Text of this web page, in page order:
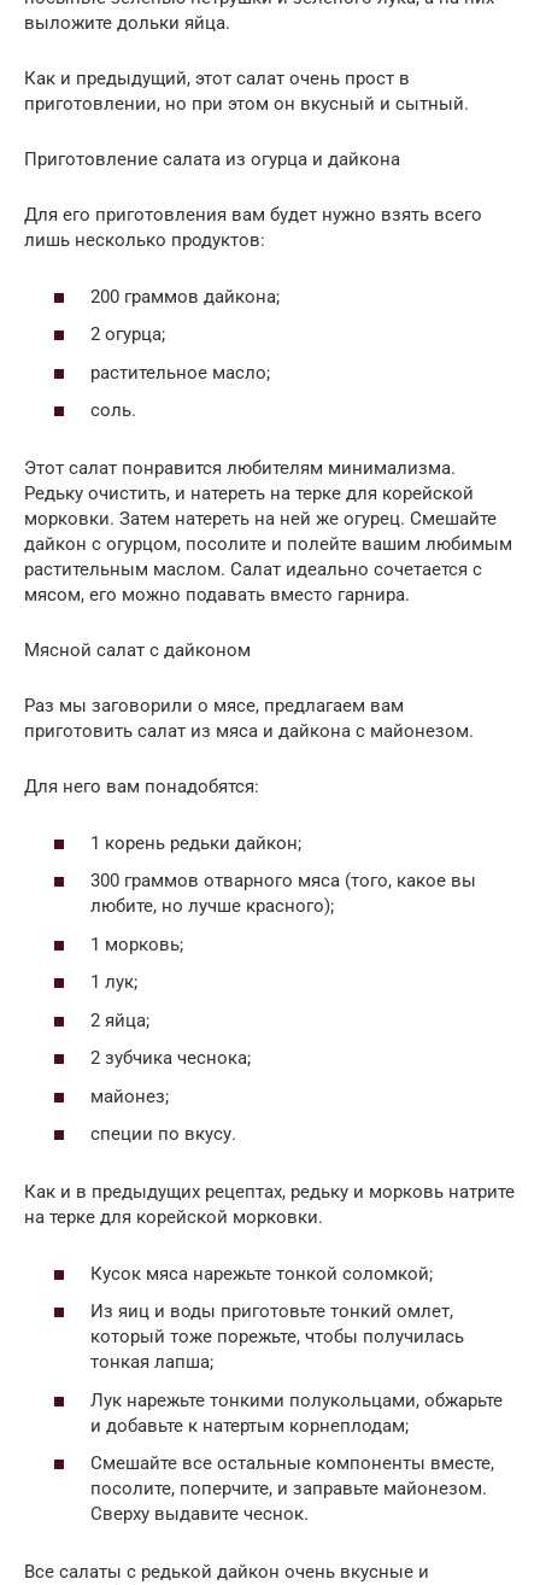
выложите дольки яйца.
Как и предыдущий, этот салат очень прост в
приготовлении, но при этом он вкусный и сытный.
Приготовление салата из огурца и дайкона
Для его приготовления вам будет нужно взять всего
лишь несколько продуктов:
200 граммов дайкона;
2 огурца;
растительное масло;
соль.
Этот салат понравится любителям минимализма.
Редьку очистить, и натереть на терке для корейской
морковки. Затем натереть на ней же огурец. Смешайте
дайкон с огурцом, посолите и полейте вашим любимым
растительным маслом. Салат идеально сочетается с
мясом, его можно подавать вместо гарнира.
Мясной салат с дайконом
Раз мы заговорили о мясе, предлагаем вам
приготовить салат из мяса и дайкона с майонезом.
Для него вам понадобятся:
1 корень редьки дайкон;
300 граммов отварного мяса (того, какое вы
любите, но лучше красного);
1 морковь;
1 лук;
2 яйца;
2 зубчика чеснока;
майонез;
специи по вкусу.
Как и в предыдущих рецептах, редьку и морковь натрите
на терке для корейской морковки.
Кусок мяса нарежьте тонкой соломкой;
Из яиц и воды приготовьте тонкий омлет,
который тоже порежьте, чтобы получилась
тонкая лапша;
Лук нарежьте тонкими полукольцами, обжарьте
и добавьте к натертым корнеплодам;
Смешайте все остальные компоненты вместе,
посолите, поперчите, и заправьте майонезом.
Сверху выдавите чеснок.
Все салаты с редькой дайкон очень вкусные и